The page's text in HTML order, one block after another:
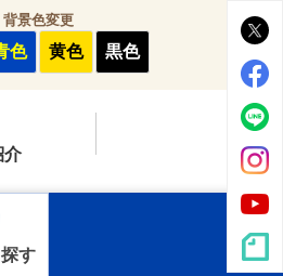
背景色変更
色 黄色 黒色
介
す